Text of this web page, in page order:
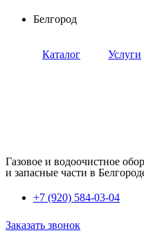
Перейти
содержимому
Белгород
Каталог Услуги
Газовое и водоочистное
и запасные части в
+7 (920) 584-03-04
Заказать звонок